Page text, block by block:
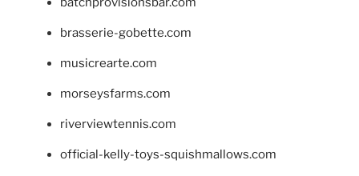
brasserie-gobette.com
musicrearte.com
morseysfarms.com
riverviewtennis.com
official-kelly-toys-squishmallows.com